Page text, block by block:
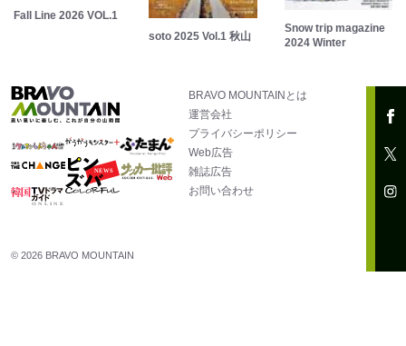
Fall Line 2026 VOL.1
soto 2025 Vol.1 秋山
Snow trip magazine
2024 Winter
BRAVO MOUNTAINとは
運営会社
プライバシーポリシー
Web広告
雑誌広告
お問い合わせ
© 2026 BRAVO MOUNTAIN